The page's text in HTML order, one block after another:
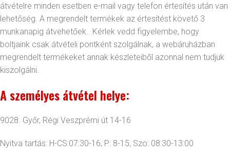
átvételre minden esetben e-mail vagy telefon értesítés után van
lehetőség. A megrendelt termékek az értesítést követő 3
munkanapig átvehetőek. Kérlek vedd figyelembe, hogy
boltjaink csak átvételi pontként szolgálnak, a webáruházban
megrendelt termékeket annak készleteiből azonnal nem tudjuk
kiszolgálni.
A személyes átvétel helye:
9028. Győr, Régi Veszprémi út 14-16
Nyitva tartás: H-CS:07:30-16, P: 8-15, Szo: 08:30-13:00